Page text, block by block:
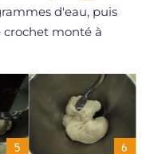
d'eau, puis
crochet monté à